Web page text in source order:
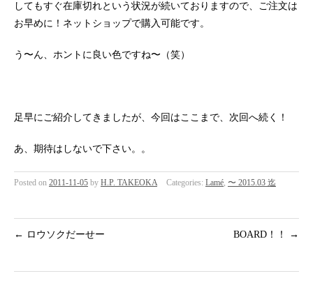
してもすぐ在庫切れという状況が続いておりますので、ご注文は
お早めに！ネットショップで購入可能です。
う〜ん、ホントに良い色ですね〜（笑）
足早にご紹介してきましたが、今回はここまで、次回へ続く！
あ、期待はしないで下さい。。
Posted on 2011-11-05 by H.P. TAKEOKA Categories: Lamé, 〜 2015.03 迄
← ロウソクだーせー BOARD！！ →